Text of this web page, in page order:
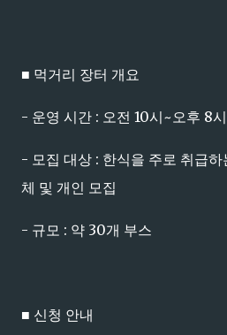
■ 먹거리 장터 개요
- 운영 시간 : 오전 10시~오후 8시
- 모집 대상 : 한식을 주로 취급
체 및 개인 모집
- 규모 : 약 30개 부스
■ 신청 안내